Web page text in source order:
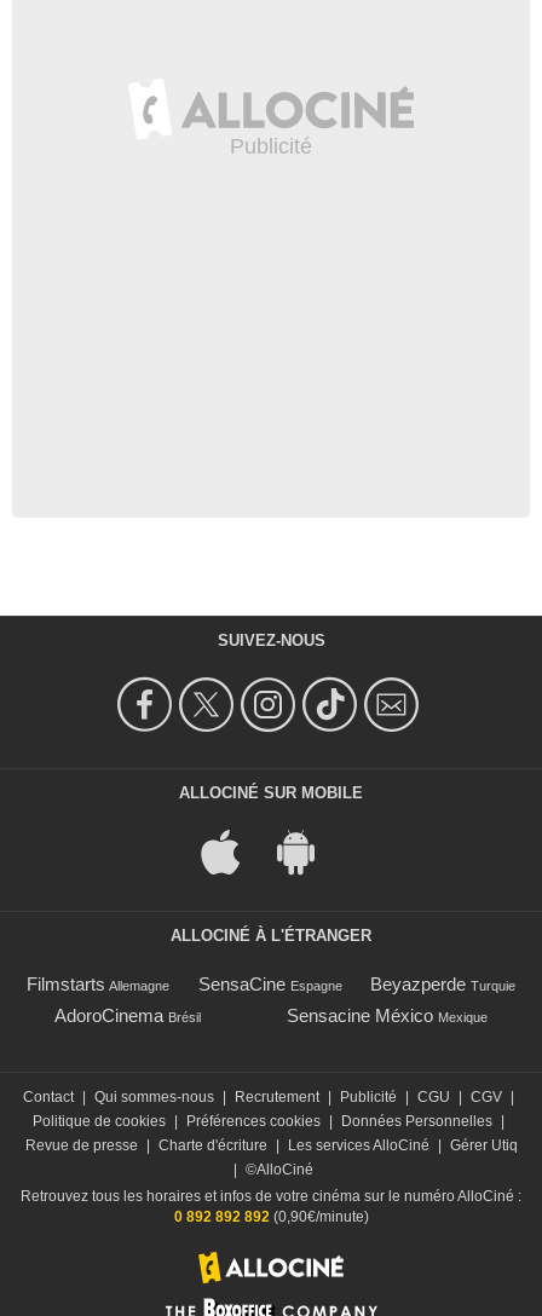
SUIVEZ-NOUS
ALLOCINÉ SUR MOBILE
ALLOCINÉ À L'ÉTRANGER
Filmstarts Allemagne SensaCine Espagne Beyazperde Turquie
AdoroCinema Brésil Sensacine México Mexique
Contact Qui sommes-nous Recrutement Publicité CGU CGV
Politique de cookies
Préférences cookies Données Personnelles
Revue de presse
Charte d'écriture Les services AlloCiné
Gérer Utiq
©AlloCiné
Retrouvez tous les horaires et infos de votre cinéma sur le numéro AlloCiné :
0 892 892 892(0,90€/minute)